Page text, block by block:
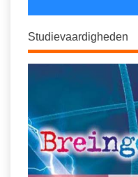
Studievaardigheden